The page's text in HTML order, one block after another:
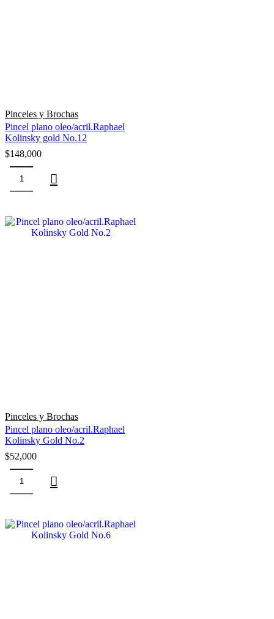
Pinceles y Brochas
Pincel plano oleo/acril.Raphael
Kolinsky gold No.12
$148,000
Pinceles y Brochas
Pincel plano oleo/acril.Raphael
Kolinsky Gold No.2
$52,000